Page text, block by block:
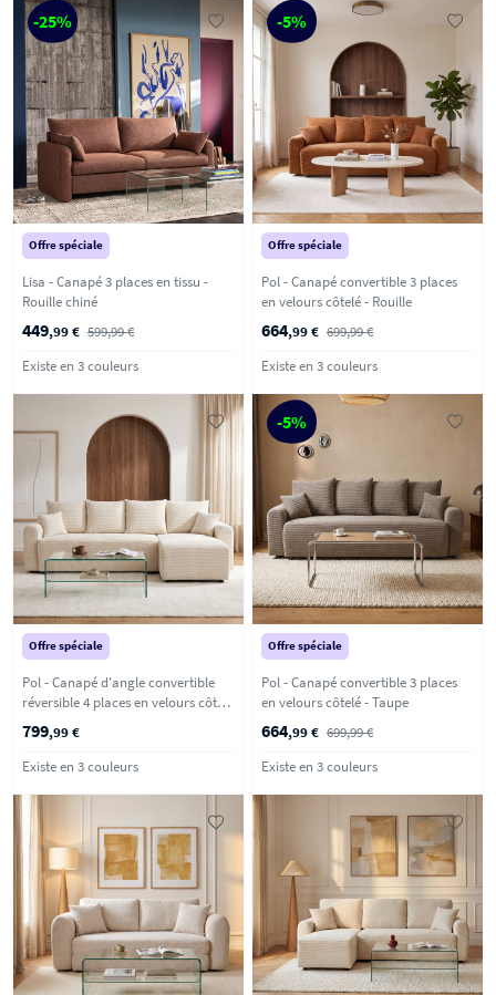
-25%
Offre spéciale
Lisa - Canapé 3 places en tissu -
Rouille chiné
449,99 € 599,99 €
Existe en 3 couleurs
-5%
Offre spéciale
Pol - Canapé convertible 3 places
en velours côtelé - Rouille
664,99 € 699,99 €
Existe en 3 couleurs
Offre spéciale
Pol - Canapé d'angle convertible
réversible 4 places en velours côtelé
- Beige
799,99 €
Existe en 3 couleurs
-5%
Offre spéciale
Pol - Canapé convertible 3 places
en velours côtelé - Taupe
664,99 € 699,99 €
Existe en 3 couleurs